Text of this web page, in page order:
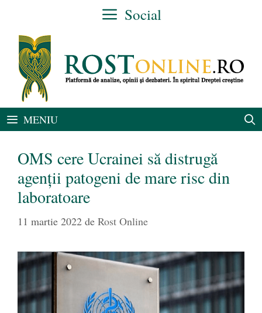
conținut
Social
MENIU
OMS cere Ucrainei să distrugă
agenţii patogeni de mare risc din
laboratoare
11 martie 2022 de Rost Online